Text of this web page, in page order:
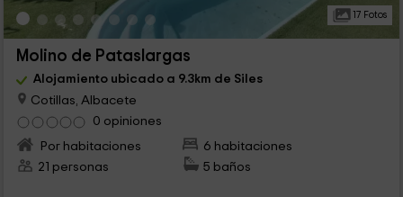
17 Fotos
Molino de Pataslargas
Alojamiento ubicado a 9.3km de Siles
Cotillas, Albacete
0 opiniones
Por habitaciones
6 habitaciones
21 personas
5 baños